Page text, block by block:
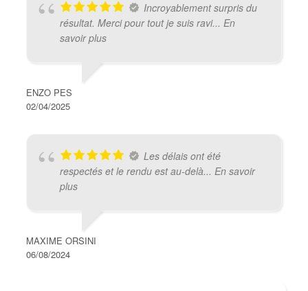
Incroyablement surpris du
résultat. Merci pour tout je suis ravi... En
savoir plus
ENZO PES
02/04/2025
Les délais ont été
respectés et le rendu est au-delà... En savoir
plus
MAXIME ORSINI
06/08/2024